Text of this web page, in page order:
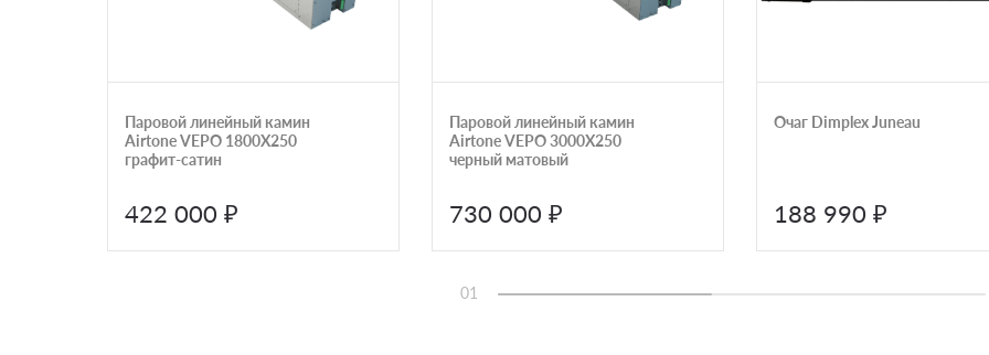
Паровой линейный камин
Airtone VEPO 1800X250
графит-сатин
422 000 ₽
Паровой линейный камин
Airtone VEPO 3000X250
черный матовый
730 000 ₽
Очаг Dimplex Juneau
188 990 ₽
01